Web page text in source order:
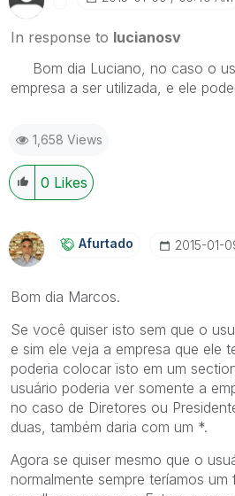
In response to lucianosv
Bom dia Luciano, no caso o
empresa a ser utilizada, e ele
1,658 Views
0 Likes
Afurtado ‎2015-01-
Bom dia Marcos.
Se você quiser isto sem que o
e sim ele veja a empresa que ele
poderia colocar isto em um
usuário poderia ver somente a
no caso de Diretores ou
duas, também daria com um *.
Agora se quiser mesmo que o
normalmente sempre teríamos